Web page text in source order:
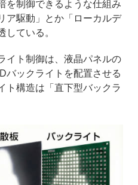
を制御できるような仕組み
ア駆動」とか「ローカルデ
している。
イト制御は、液晶パネルの
バックライトを配置させる
ト構造は「直下型バックラ